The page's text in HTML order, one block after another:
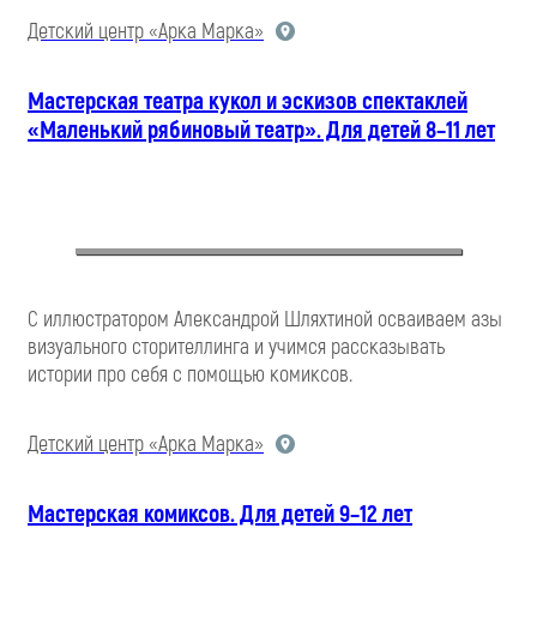
Детский центр «Арка Марка»
Мастерская театра кукол и эскизов спектаклей
«Маленький рябиновый театр». Для детей 8–11 лет
С иллюстратором Александрой Шляхтиной осваиваем азы
визуального сторителлинга и учимся рассказывать
истории про себя с помощью комиксов.
Детский центр «Арка Марка»
Мастерская комиксов. Для детей 9–12 лет